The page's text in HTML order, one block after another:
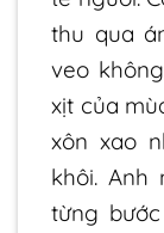
thu qua
veo
xịt của
xôn xao
khôi. Anh
từng